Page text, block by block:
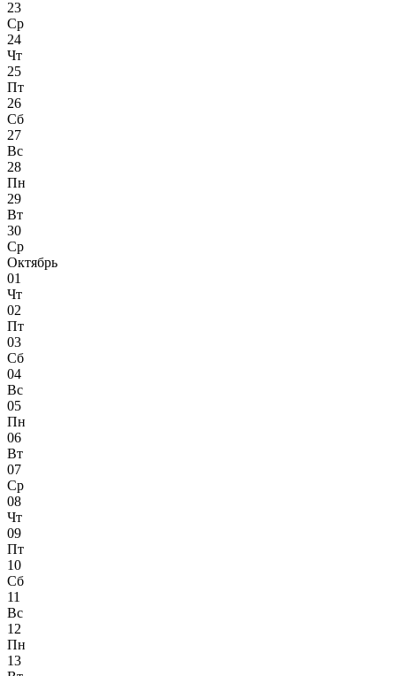
23
Ср
24
Чт
25
Пт
26
Сб
27
Вс
28
Пн
29
Вт
30
Ср
Октябрь
01
Чт
02
Пт
03
Сб
04
Вс
05
Пн
06
Вт
07
Ср
08
Чт
09
Пт
10
Сб
11
Вс
12
Пн
13